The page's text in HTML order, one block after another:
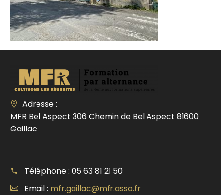
Adresse :
MFR Bel Aspect 306 Chemin de Bel Aspect 81600
Gaillac
Téléphone : 05 63 81 21 50
Email : mfr.gaillac@mfr.asso.fr